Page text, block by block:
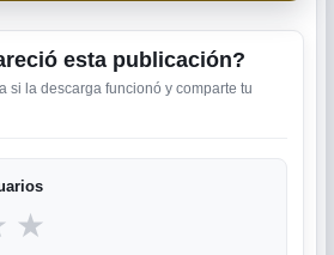
esta publicación?
si la descarga funcionó y comparte tu
★